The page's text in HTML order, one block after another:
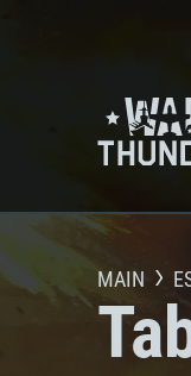
MAIN